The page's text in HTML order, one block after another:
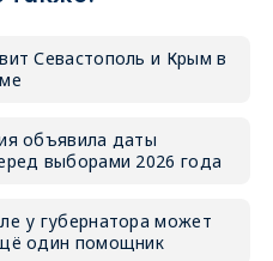
Севастополь и Крым в
объявила даты
выборами 2026 года
у губернатора может
один помощник